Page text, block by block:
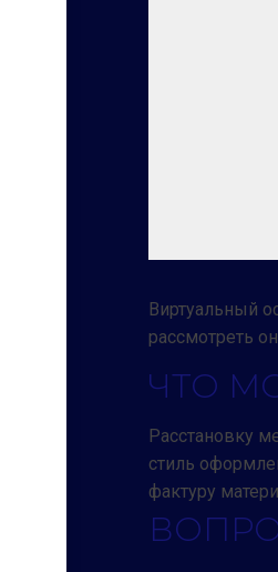
Виртуальный
рассмотреть
ЧТО
Расстановку
стиль
фактуру